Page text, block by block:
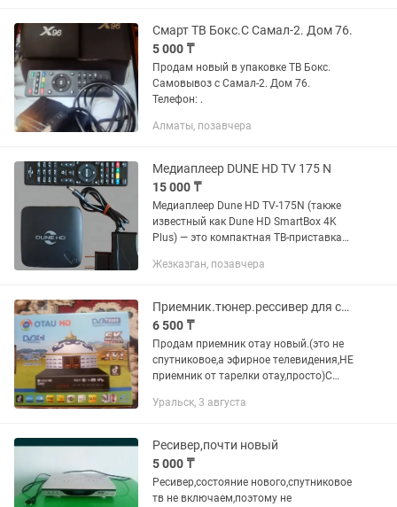
Смарт ТВ Бокс.С Самал-2. Дом 76.
5 000 ₸
Продам новый в упаковке ТВ Бокс.
Самовывоз с Самал-2. Дом 76.
Телефон: .
Алматы, позавчера
Медиаплеер DUNE HD TV 175 N
15 000 ₸
Медиаплеер Dune HD TV-175N (также
известный как Dune HD SmartBox 4K
Plus) — это компактная ТВ-приставка
воспроизводить Ultra HD 4K видео,
Жезказган, позавчера
Приемник.тюнер.рессивер для старых телевизоров
6 500 ₸
Продам приемник отау новый.(это не
спутниковое,а эфирное телевидения,НЕ
приемник от тарелки отау,просто)С
показывать бесплатно 25 цифровых
Уральск, 3 августа
Ресивер,почти новый
5 000 ₸
Ресивер,состояние нового,спутниковое
тв не включаем,поэтому не